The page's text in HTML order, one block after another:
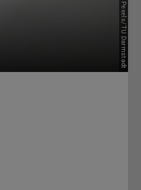
Bild: Pexels/TU Darmstadt